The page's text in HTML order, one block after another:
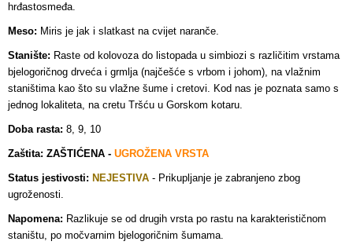
hrđastosmeđa.
Meso: Miris je jak i slatkast na cvijet naranče.
Stanište: Raste od kolovoza do listopada u simbiozi s različitim vrstama
bjelogoričnog drveća i grmlja (najčešće s vrbom i johom), na vlažnim
staništima kao što su vlažne šume i cretovi. Kod nas je poznata samo s
jednog lokaliteta, na cretu Tršću u Gorskom kotaru.
Doba rasta: 8, 9, 10
Zaštita: ZAŠTIĆENA - UGROŽENA VRSTA
Status jestivosti: NEJESTIVA - Prikupljanje je zabranjeno zbog
ugroženosti.
Napomena: Razlikuje se od drugih vrsta po rastu na karakterističnom
staništu, po močvarnim bjelogoričnim šumama.